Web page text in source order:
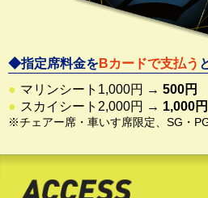
◆指定席料金をBカードで支払う
● マリンシート1,000円 → 500円
● スカイシート2,000円 → 1,000円
※チェアー席・車いす席限定、SG・